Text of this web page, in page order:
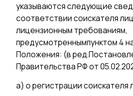
указываются следующие
соответствии соискателя
лицензионным требованиям,
предусмотреннымпунктом 4
Положения: (в
Правительства РФ от
а) о регистрации соискателя